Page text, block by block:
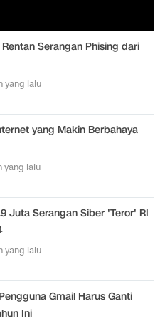
Serangan Phising dari
yang lalu
yang Makin Berbahaya
yang lalu
Juta Serangan Siber 'Teror' RI
yang lalu
Gmail Harus Ganti
Ini